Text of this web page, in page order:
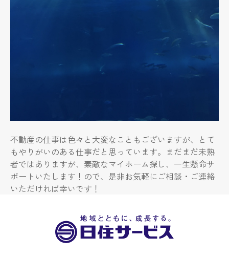
不動産の仕事は色々と大変なこともございますが、とて
もやりがいのある仕事だと思っています。まだまだ未熟
者ではありますが、素敵なマイホーム探し、一生懸命サ
ポートいたします！ので、是非お気軽にご相談・ご連絡
いただければ幸いです！